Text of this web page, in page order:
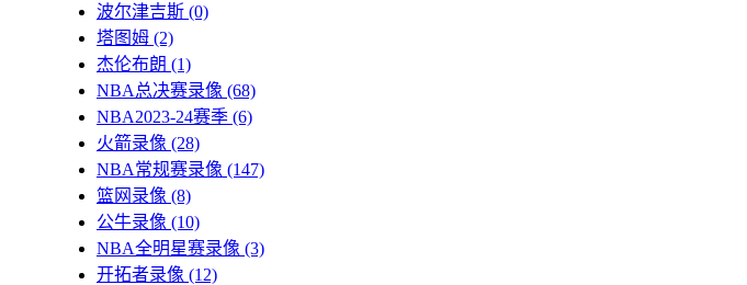
波尔津吉斯 (0)
塔图姆 (2)
杰伦布朗 (1)
NBA总决赛录像 (68)
NBA2023-24赛季 (6)
火箭录像 (28)
NBA常规赛录像 (147)
篮网录像 (8)
公牛录像 (10)
NBA全明星赛录像 (3)
开拓者录像 (12)